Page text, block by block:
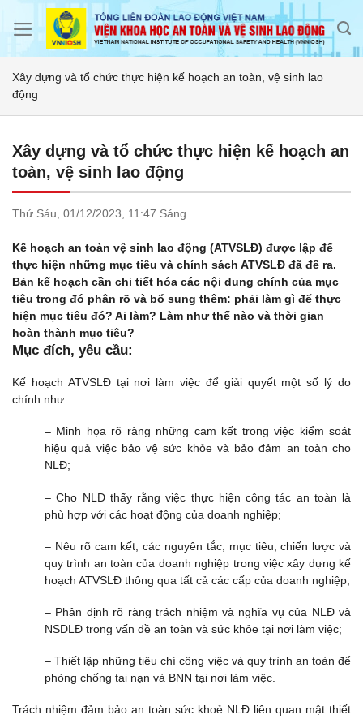
Xây dựng và tổ chức thực hiện kế hoạch an toàn, vệ sinh lao
động
Xây dựng và tổ chức thực hiện kế hoạch an
toàn, vệ sinh lao động
Thứ Sáu, 01/12/2023, 11:47 Sáng
Kế hoạch an toàn vệ sinh lao động (ATVSLĐ) được lập để
thực hiện những mục tiêu và chính sách ATVSLĐ đã đề ra.
Bản kế hoạch cần chi tiết hóa các nội dung chính của mục
tiêu trong đó phân rõ và bổ sung thêm: phải làm gì để thực
hiện mục tiêu đó? Ai làm? Làm như thế nào và thời gian
hoàn thành mục tiêu?
Mục đích, yêu cầu:
Kế hoạch ATVSLĐ tại nơi làm việc để giải quyết một số lý do
chính như:
– Minh họa rõ ràng những cam kết trong việc kiểm soát
hiệu quả việc bảo vệ sức khỏe và bảo đảm an toàn cho
NLĐ;
– Cho NLĐ thấy rằng việc thực hiện công tác an toàn là
phù hợp với các hoạt động của doanh nghiệp;
– Nêu rõ cam kết, các nguyên tắc, mục tiêu, chiến lược và
quy trình an toàn của doanh nghiệp trong việc xây dựng kế
hoạch ATVSLĐ thông qua tất cả các cấp của doanh nghiệp;
– Phân định rõ ràng trách nhiệm và nghĩa vụ của NLĐ và
NSDLĐ trong vấn đề an toàn và sức khỏe tại nơi làm việc;
– Thiết lập những tiêu chí công việc và quy trình an toàn để
phòng chống tai nạn và BNN tại nơi làm việc.
Trách nhiệm đảm bảo an toàn sức khoẻ NLĐ liên quan mật thiết